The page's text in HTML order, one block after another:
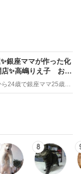
銀座ママが作った化
店✨高嶋りえ子 お着
【銀座クラブ高嶋】元OL婚約破棄から24歳で銀座ママ25歳でオーナーママ銀座 美肌で開運♡パワースポット巡り高嶋りえ子ブログ
8